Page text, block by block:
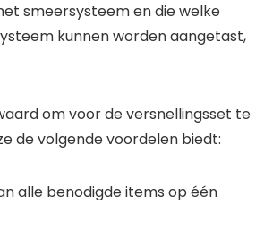
smeersysteem en die welke
kunnen worden aangetast,
om voor de versnellingsset te
de volgende voordelen biedt:
alle benodigde items op één